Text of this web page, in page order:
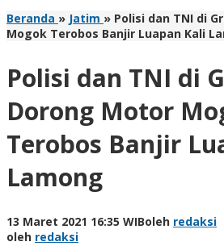
Beranda » Jatim » Polisi dan TNI di
Mogok Terobos Banjir Luapan Kali
Polisi dan TNI di
Dorong Motor
Terobos Banjir
Lamong
13 Maret 2021 16:35 WIBoleh redaksi
oleh redaksi